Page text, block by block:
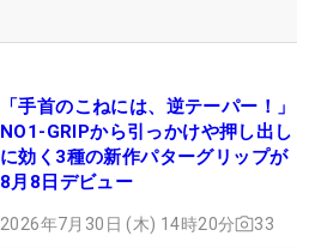
「手首のこねには、逆テーパー！」
NO1-GRIPから引っかけや押し出し
に効く3種の新作パターグリップが
8月8日デビュー
2026年7月30日 (木) 14時20分 33